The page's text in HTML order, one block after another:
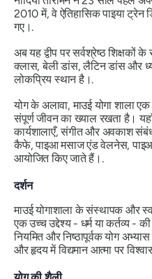
2010 में, वे ऐतिहासिक पाइया ट्रेन
गए।.
अब यह द्वीप पर सर्वश्रेष्ठ
क्लास, बेली डांस, लैटिन डांस और
लोकप्रिय स्थान है।.
योग के अलावा, माउई योगा शाला
संपूर्ण जीवन का ख्याल रखता है। यहाँ
कार्यशालाएँ, संगीत और अवकाश
कैफे, पाइआ मसाज एंड वेलनेस,
आयोजित किए जाते हैं।.
दर्शन
माउई योगाशाला के संस्थापक और
एक उच्च उद्देश्य - धर्म या कर्तव्य -
नियमित और निष्ठापूर्वक योग
और हृदय में विद्यमान आत्मा पर